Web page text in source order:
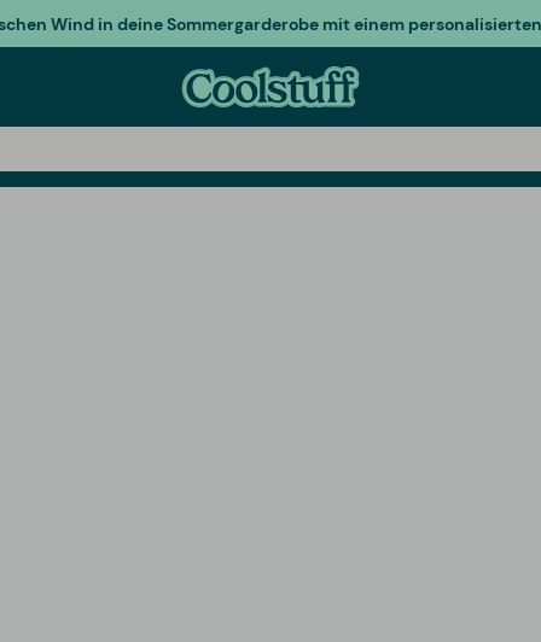
Wind in deine Sommergarderobe mit einem